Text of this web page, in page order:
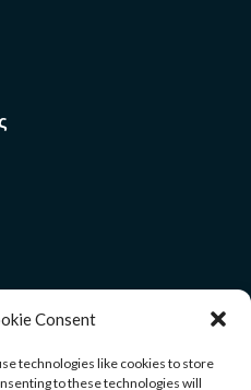
Consent
technologies like cookies to store
to these technologies will